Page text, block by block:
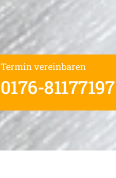
Termin vereinbaren
0176-81177197